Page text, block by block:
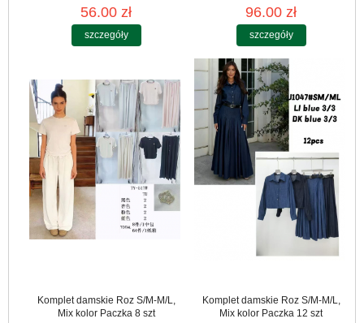
56.00 zł
szczegóły
96.00 zł
szczegóły
Komplet damskie Roz S/M-M/L,
Mix kolor Paczka 8 szt
Komplet damskie Roz S/M-M/L,
Mix kolor Paczka 12 szt